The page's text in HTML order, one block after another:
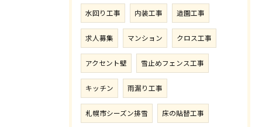
水回り工事 内装工事 造園工事
求人募集 マンション クロス工事
アクセント壁 雪止めフェンス工事
キッチン 雨漏り工事
札幌市シーズン排雪 床の貼替工事